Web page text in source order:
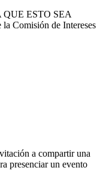
ESTO SEA
Comisión de Intereses
a compartir una
presenciar un evento